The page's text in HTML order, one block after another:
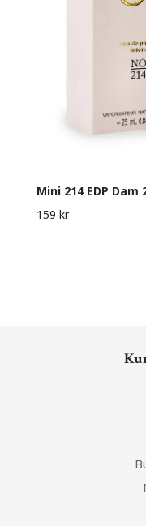
Mini 214 EDP Dam
159 kr